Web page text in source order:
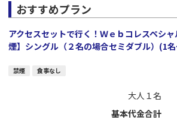
おすすめプラン
アクセスセットで行く！Ｗｅｂコレスペシ
煙】シングル（２名の場合セミダブル）(1
禁煙 食事なし
大人１名
基本代金合計